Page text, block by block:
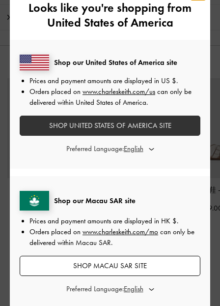
運送 & 退貨
猜你喜歡
簡約粗跟涼鞋
HK$399.00
-白色
HK$439.00
圓弧寬帶拖鞋
相關類別
拖鞋
涼鞋
Looks like you're shopping from
United States of America
Shop our Macau SAR site
Prices and payment amounts are displayed in HK $.
Orders placed on www.charleskeith.com/mo can only be
delivered within Macau SAR.
SHOP MACAU SAR SITE
Preferred Language:
Shop our United States of America site
Prices and payment amounts are displayed in US $.
Orders placed on www.charleskeith.com/us can only be
delivered within United States of America.
SHOP UNITED STATES OF AMERICA SITE
Preferred Language: